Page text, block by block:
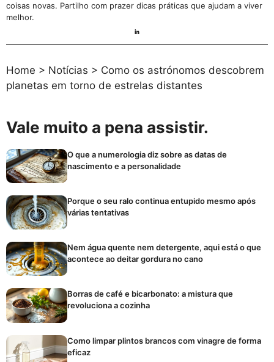
coisas novas. Partilho com prazer dicas práticas que ajudam a viver
melhor.
Home > Notícias > Como os astrónomos descobrem
planetas em torno de estrelas distantes
Vale muito a pena assistir.
O que a numerologia diz sobre as datas de
nascimento e a personalidade
Porque o seu ralo continua entupido mesmo após
várias tentativas
Nem água quente nem detergente, aqui está o que
acontece ao deitar gordura no cano
Borras de café e bicarbonato: a mistura que
revoluciona a cozinha
Como limpar plintos brancos com vinagre de forma
eficaz